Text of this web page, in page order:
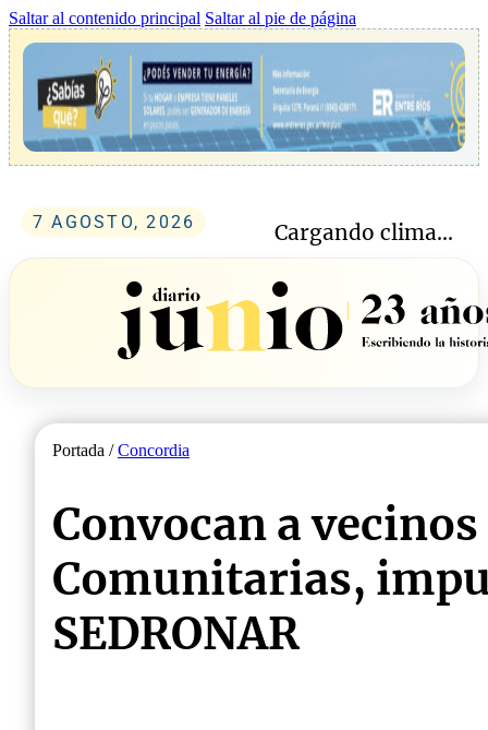
Saltar al contenido principal Saltar al pie de página
7 AGOSTO, 2026 Cargando clima...
Portada /Concordia
Convocan a
Comunitarias,
SEDRONAR